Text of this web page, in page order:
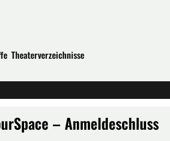
Theaterverzeichnisse
– Anmeldeschluss